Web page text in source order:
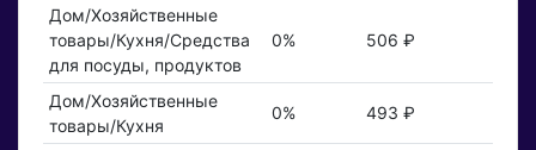
Дом/Хозяйственные
товары/Кухня/Средства
для посуды, продуктов
0% 506 ₽
Дом/Хозяйственные
товары/Кухня
0% 493 ₽